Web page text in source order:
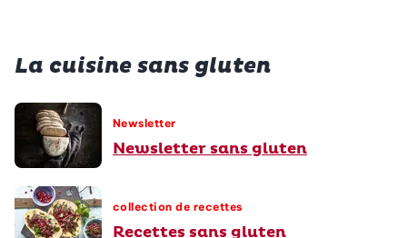
La cuisine sans gluten
Newsletter
Newsletter sans gluten
collection de recettes
Recettes sans gluten